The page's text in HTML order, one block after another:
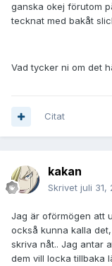
ganska okej förutom
tecknat med bakåt
Vad tycker ni om det
Citat
kakan
Skrivet juli 31,
Jag är oförmögen att
också kunna kalla
skriva nåt.. Jag antar
dem vill locka tillbaka